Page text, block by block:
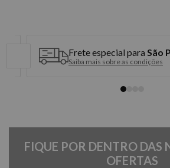
Frete especial para São
Saiba mais sobre as condições
FIQUE POR DENTRO DAS
OFERTAS